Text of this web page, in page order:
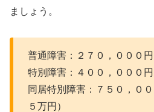
ましょう。
普通障害：２７０，０００円
特別障害：４００，０００円
同居特別障害：７５０，０
５万円）